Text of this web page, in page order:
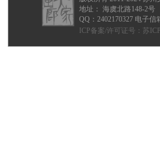
地址： 海虞北路148-2号
QQ： 2402170327 电子信
ICP备案/许可证号： 苏